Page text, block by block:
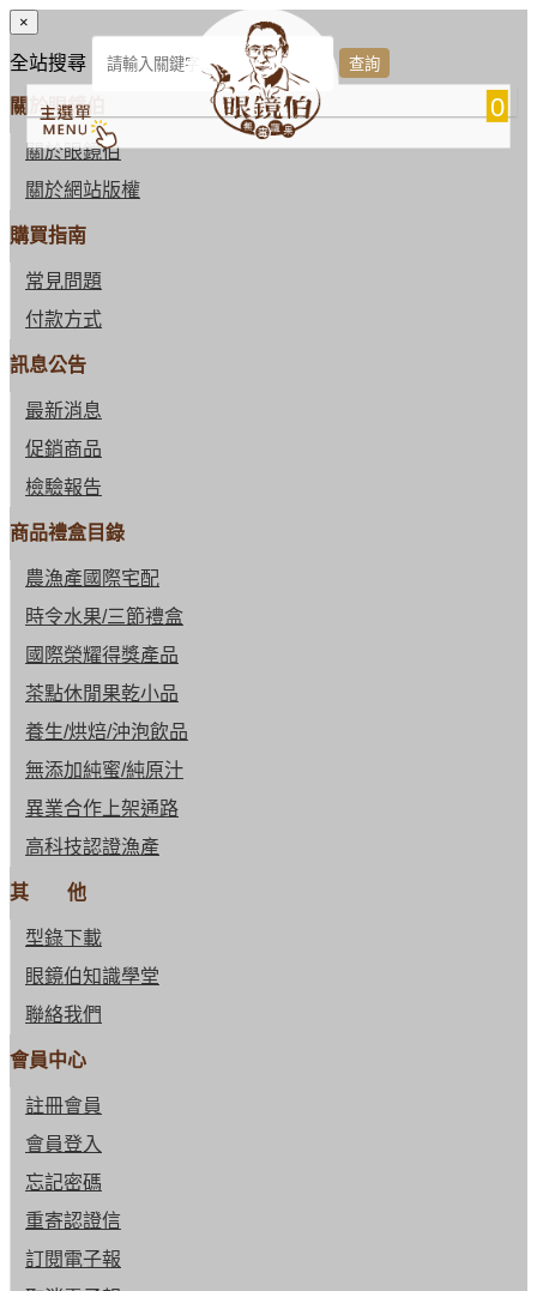
0
×
全站搜尋
關於眼鏡伯
關於眼鏡伯
關於網站版權
購買指南
常見問題
付款方式
訊息公告
最新消息
促銷商品
檢驗報告
商品禮盒目錄
農漁產國際宅配
時令水果/三節禮盒
國際榮耀得獎產品
茶點休閒果乾小品
養生/烘焙/沖泡飲品
無添加純蜜/純原汁
異業合作上架通路
高科技認證漁產
其 他
型錄下載
眼鏡伯知識學堂
聯絡我們
會員中心
註冊會員
會員登入
忘記密碼
重寄認證信
訂閱電子報